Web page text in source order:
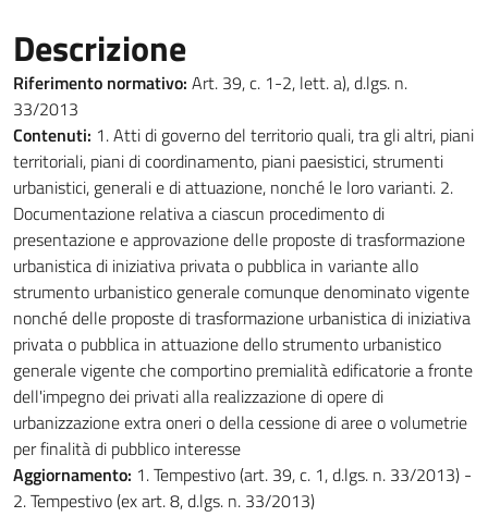
Descrizione
Riferimento normativo: Art. 39, c. 1-2, lett. a), d.lgs. n.
33/2013
Contenuti: 1. Atti di governo del territorio quali, tra gli altri, piani
territoriali, piani di coordinamento, piani paesistici, strumenti
urbanistici, generali e di attuazione, nonché le loro varianti. 2.
Documentazione relativa a ciascun procedimento di
presentazione e approvazione delle proposte di trasformazione
urbanistica di iniziativa privata o pubblica in variante allo
strumento urbanistico generale comunque denominato vigente
nonché delle proposte di trasformazione urbanistica di iniziativa
privata o pubblica in attuazione dello strumento urbanistico
generale vigente che comportino premialità edificatorie a fronte
dell'impegno dei privati alla realizzazione di opere di
urbanizzazione extra oneri o della cessione di aree o volumetrie
per finalità di pubblico interesse
Aggiornamento: 1. Tempestivo (art. 39, c. 1, d.lgs. n. 33/2013) -
2. Tempestivo (ex art. 8, d.lgs. n. 33/2013)